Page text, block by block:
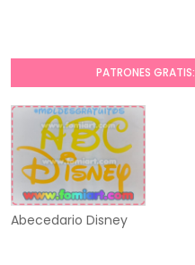
PATRONES GRATIS:
Abecedario Disney